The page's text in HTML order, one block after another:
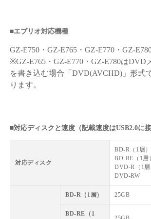
■エブリオ対応機種
GZ-E750・GZ-E765・GZ-E770・GZ-
※GZ-E765・GZ-E770・GZ-E780はDVD
を書き込む場合「DVD(AVCHD)」形式
ります。
■対応ディスクと速度（記載速度はUSB2.0に
対応ディスク
BD-R（1層）
BD-RE（1層
DVD-R（1層
DVD-RW
BD-R（1層） 25GB
BD-RE（1